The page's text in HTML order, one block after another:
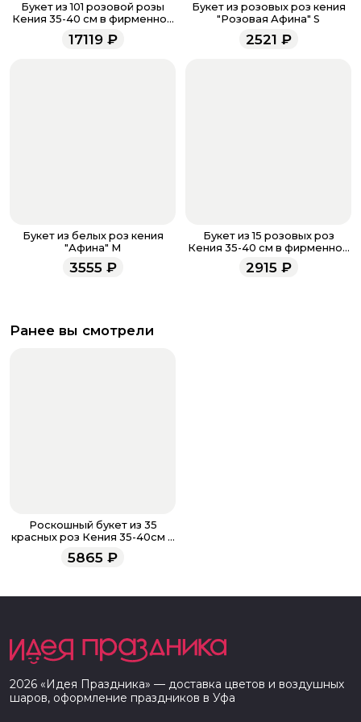
напишите WhatsApp
+7 937 333-66-53. Наши
менеджеры работают ежедневно с 9.00 до 23.00 и
всегда рады проконсультировать вас.
Букет из 101 розовой розы
Кения 35-40 см в фирменной
17119₽
Букет из розовых роз кения
"Розовая Афина" S
2521 ₽
Букет из белых роз кения
"Афина" M
3555₽
Букет из 15 розовых роз
Кения 35-40 см в фирменной
упаковке
2915₽
Ранее вы смотрели
Роскошный букет из 35
красных роз Кения 35-40см в
фоамиране
5865 ₽
2026 «Идея Праздника» — доставка цветов и воздушных
шаров, оформление праздников в Уфа